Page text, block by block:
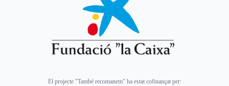
El projecte "També recomanem" ha estat cofinançat per: